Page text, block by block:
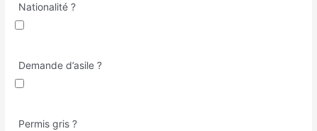
Nationalité ?
Demande d’asile ?
Permis gris ?